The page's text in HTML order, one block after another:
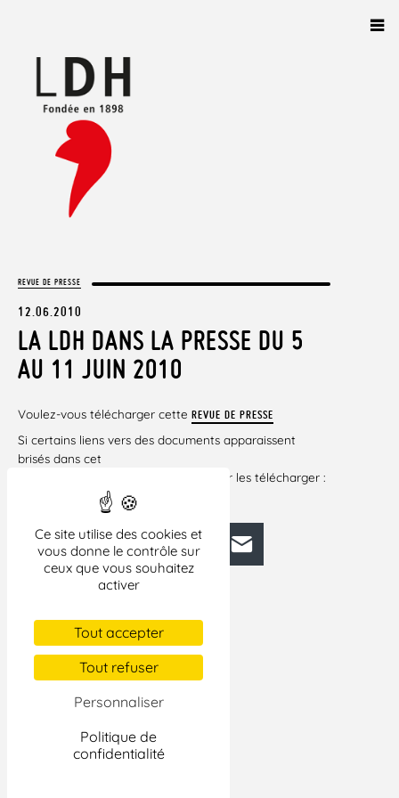
Ce site utilise des cookies et
vous donne le contrôle sur
ceux que vous souhaitez
activer
Tout accepter
Tout refuser
Personnaliser
Politique de
confidentialité
REVUE DE PRESSE
12.06.2010
LA LDH DANS LA PRESSE DU 5
AU 11 JUIN 2010
Voulez-vous télécharger cette REVUE DE PRESSE
Si certains liens vers des documents apparaissent
brisés dans cet
article, veuillez cliquer ci-dessous pour les télécharger :
REVUE DE PRESSE 5-11 JUIN 2010
FacebookBlueskyMastodonLinkedIn